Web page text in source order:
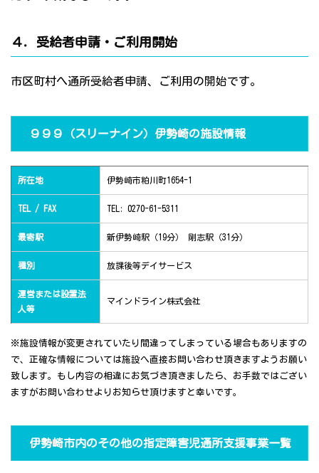
４．受給者申請・ご利用開始
市区町村へ通所受給者申請、ご利用の開始です。
９９９（スリーナイン）伊勢崎の施設情報
所在地 伊勢崎市粕川町1654-1
TEL / FAX TEL: 0270-61-5311
最寄駅 新伊勢崎駅（19分） 剛志駅（31分）
種別 放課後等デイサービス
運営または設置法
人等
マインドライン株式会社
※施設情報が変更されていたり間違ってしまっている場合もありますの
で、正確な情報については施設へ直接お問い合わせ頂きますようお願い
致します。もし内容の相違にお気づき頂きましたら、お手数ではござい
ますがお問い合わせよりお知らせ頂けますと幸いです。
伊勢崎市内のその他の指定障害児通所支援事業一覧